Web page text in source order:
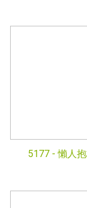
5177 -懶人